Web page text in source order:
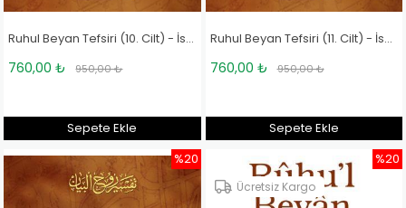
Ruhul Beyan Tefsiri (10. Cilt) - İsmail Hakkı Bursevi
760,00 ₺ 950,00 ₺
Sepete Ekle
Ruhul Beyan Tefsiri (11. Cilt) - İsmail Hakkı Bursevi
760,00 ₺ 950,00 ₺
Sepete Ekle
%20 %20
Ücretsiz Kargo